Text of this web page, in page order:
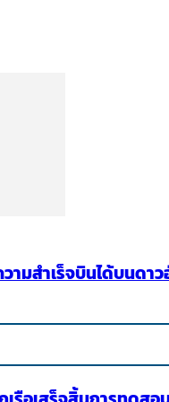
ามสำเร็จบินได้บนดาว